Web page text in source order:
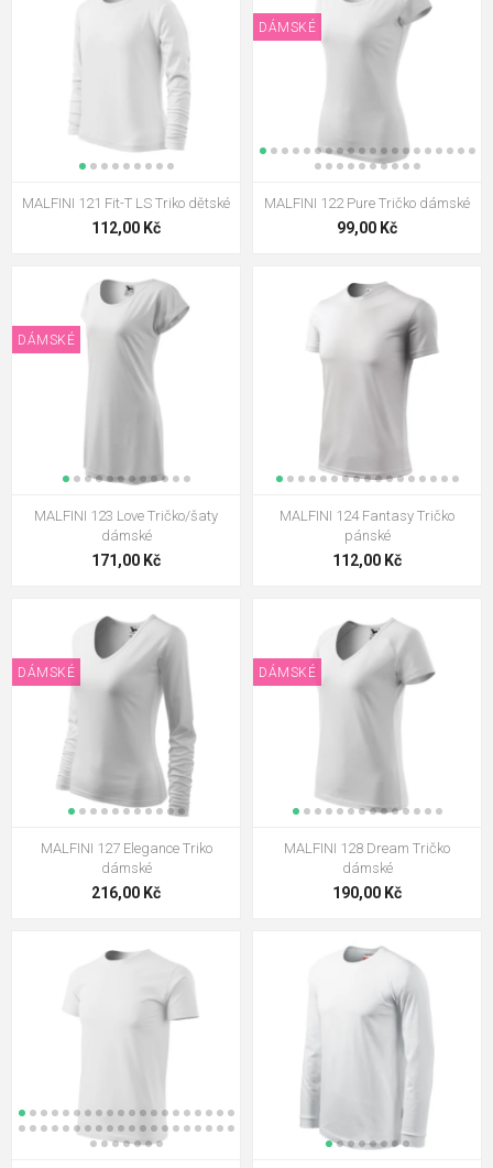
MALFINI 121 Fit-T LS Triko dětské
112,00 Kč
DÁMSKÉ
MALFINI 122 Pure Tričko dámské
99,00 Kč
DÁMSKÉ
MALFINI 123 Love Tričko/šaty
dámské
171,00 Kč
MALFINI 124 Fantasy Tričko
pánské
112,00 Kč
DÁMSKÉ
MALFINI 127 Elegance Triko
dámské
216,00 Kč
DÁMSKÉ
MALFINI 128 Dream Tričko
dámské
190,00 Kč